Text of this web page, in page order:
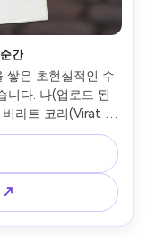
간
쌓은 초현실적인 수
니다. 나(업로드 된
라트 코리(Virat
지고 있으며 약간
테두리 폴라로이드
캐주얼 스트리트 카
한 배경. 의상: 간단
폴라로이드-셀카
는 휴대폰을 들고 렌
↗